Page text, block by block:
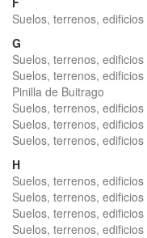
Suelos, terrenos,
G
Suelos, terrenos,
Suelos, terrenos,
Pinilla de Buitrago
Suelos, terrenos,
Suelos, terrenos,
Suelos, terrenos,
H
Suelos, terrenos,
Suelos, terrenos,
Suelos, terrenos,
Suelos, terrenos,